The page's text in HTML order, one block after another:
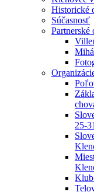
Historické
Súčasnosť
Partnerské
25-31
Klub